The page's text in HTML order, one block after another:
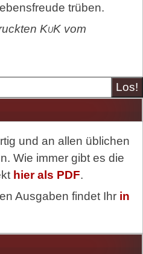
trüben.
KuKvom
und an allen üblichen
Wie immer gibt es die
hier als PDF.
Ausgaben findet Ihr in